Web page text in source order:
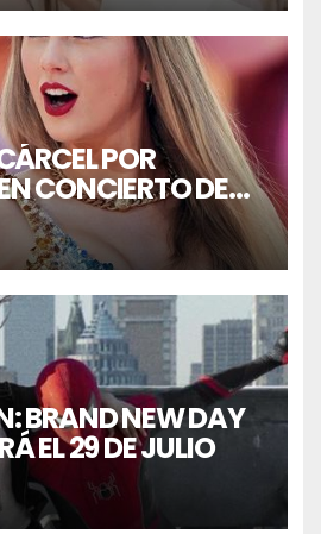
POR
CONCIERTO DE
BRAND NEW DAY
EL 29 DE JULIO